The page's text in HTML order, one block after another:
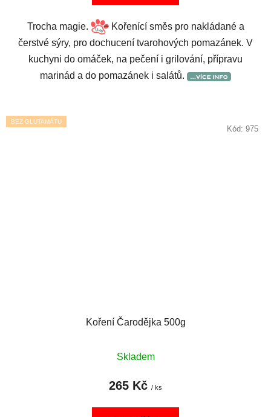
Trocha magie.
Kořenící směs pro nakládané a
čerstvé sýry, pro dochucení tvarohových pomazánek. V
kuchyni do omáček, na pečení i grilování, přípravu
marinád a do pomazánek i salátů.
BEZ GLUTAMÁTU
Koření Čarodějka 500g
Skladem
265 Kč / ks
Kód: 975